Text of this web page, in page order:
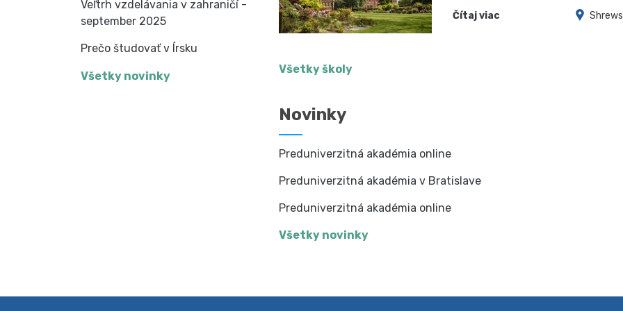
Veľtrh vzdelávania v zahraničí -
september 2025
Prečo študovať v Írsku
Všetky novinky
Čítaj viac
Všetky školy
Novinky
Preduniverzitná akadémia online
Preduniverzitná akadémia v Bratislave
Preduniverzitná akadémia online
Všetky novinky